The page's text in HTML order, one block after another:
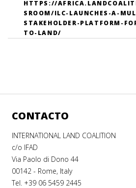
HTTPS://
SROOM/ILC-LAUNCHES-A-
STAKEHOLDER-PLATFORM-
TO-LAND/
CONTACTO
INTERNATIONAL LAND COALITION
c/o IFAD
Via Paolo di Dono 44
00142 - Rome, Italy
Tel. +39 06 5459 2445